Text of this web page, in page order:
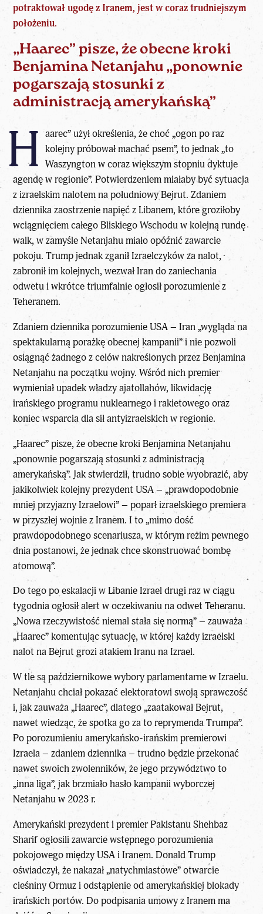
potraktował ugodę z Iranem, jest w coraz trudniejszym
położeniu.
„Haarec” pisze, że obecne kroki
Benjamina Netanjahu „ponownie
pogarszają stosunki z
administracją amerykańską”
H aarec” użył określenia, że choć „ogon po raz
kolejny próbował machać psem”, to jednak „to
Waszyngton w coraz większym stopniu dyktuje
agendę w regionie”. Potwierdzeniem miałaby być sytuacja
z izraelskim nalotem na południowy Bejrut. Zdaniem
dziennika zaostrzenie napięć z Libanem, które groziłoby
wciągnięciem całego Bliskiego Wschodu w kolejną rundę
walk, w zamyśle Netanjahu miało opóźnić zawarcie
pokoju. Trump jednak zganił Izraelczyków za nalot,
zabronił im kolejnych, wezwał Iran do zaniechania
odwetu i wkrótce triumfalnie ogłosił porozumienie z
Teheranem.
Zdaniem dziennika porozumienie USA –Iran„wygląda na
spektakularną porażkę obecnej kampanii” i nie pozwoli
osiągnąć żadnego z celów nakreślonych przez Benjamina
Netanjahu na początku wojny. Wśród nich premier
wymieniał upadek władzy ajatollahów, likwidację
irańskiego programu nuklearnego i rakietowego oraz
koniec wsparcia dla sił antyizraelskich w regionie.
„Haarec” pisze, że obecne kroki Benjamina Netanjahu
„ponownie pogarszają stosunki z administracją
amerykańską”. Jak stwierdził, trudno sobie wyobrazić, aby
jakikolwiek kolejny prezydent USA – „prawdopodobnie
mniej przyjazny Izraelowi” – poparł izraelskiego premiera
w przyszłej wojnie z Iranem. I to „mimo dość
prawdopodobnego scenariusza, w którym reżim pewnego
dnia postanowi, że jednak chce skonstruować bombę
atomową”.
Do tego po eskalacji w Libanie Izrael drugi raz w ciągu
tygodnia ogłosił alert w oczekiwaniu na odwet Teheranu.
„Nowa rzeczywistość niemal stała się normą” – zauważa
„Haarec” komentując sytuację, w której każdy izraelski
nalot na Bejrut grozi atakiem Iranu na Izrael.
W tle są październikowe wybory parlamentarne w Izraelu.
Netanjahu chciał pokazać elektoratowi swoją sprawczość
i, jak zauważa „Haarec”, dlatego „zaatakował Bejrut,
nawet wiedząc, że spotka go za to reprymenda Trumpa”.
Po porozumieniu amerykańsko-irańskim premierowi
Izraela – zdaniem dziennika – trudno będzie przekonać
nawet swoich zwolenników, że jego przywództwo to
„inna liga”, jak brzmiało hasło kampanii wyborczej
Netanjahu w 2023 r.
Amerykański prezydent i premier Pakistanu Shehbaz
Sharif ogłosili zawarcie wstępnego porozumienia
pokojowego między USA i Iranem. Donald Trump
oświadczył, że nakazał „natychmiastowe” otwarcie
cieśniny Ormuz i odstąpienie od amerykańskiej blokady
irańskich portów. Do podpisania umowy z Iranem ma